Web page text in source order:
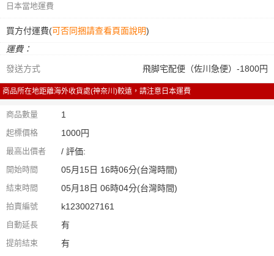
日本當地運費
買方付運費(可否同捆請查看頁面說明)
運費：
發送方式
飛脚宅配便（佐川急便）-1800円
商品所在地距離海外收貨處(神奈川)較遠，請注意日本運費
商品數量 1
起標價格 1000円
最高出價者 / 評価:
開始時間 05月15日 16時06分(台灣時間)
結束時間 05月18日 06時04分(台灣時間)
拍賣編號 k1230027161
自動延長 有
提前結束 有